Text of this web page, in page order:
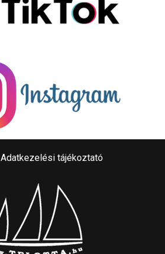
Adatkezelési tájékoztató